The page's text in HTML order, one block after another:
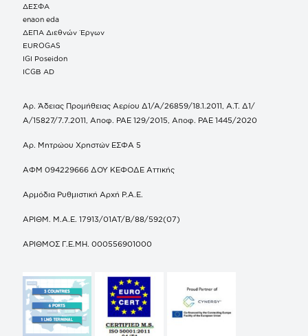
ΔΕΣΦΑ
enaon eda
ΔΕΠΑ Διεθνών Έργων
EUROGAS
IGI Poseidon
ICGB AD
Αρ. Άδειας Προμήθειας Αερίου Δ1/Α/26859/18.1.2011, Α.Τ. Δ1/
Α/15827/7.7.2011, Αποφ. ΡΑΕ 129/2015, Αποφ. ΡΑΕ 1445/2020
Αρ. Μητρώου Χρηστών ΕΣΦΑ 5
ΑΦΜ 094229666 ΔΟΥ ΚΕΦΟΔΕ Αττικής
Αρμόδια Ρυθμιστική Αρχή Ρ.Α.Ε.
ΑΡΙΘΜ. Μ.Α.Ε. 17913/01ΑΤ/Β/88/592(07)
ΑΡΙΘΜΟΣ Γ.Ε.ΜΗ. 000556901000